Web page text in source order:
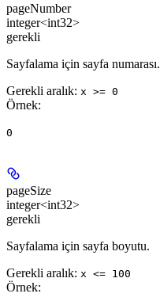
pageNumber
integer<int32>
gerekli
Sayfalama için sayfa numarası.
Gerekli aralık: x >= 0
Örnek:
0
pageSize
integer<int32>
gerekli
Sayfalama için sayfa boyutu.
Gerekli aralık: x <= 100
Örnek: